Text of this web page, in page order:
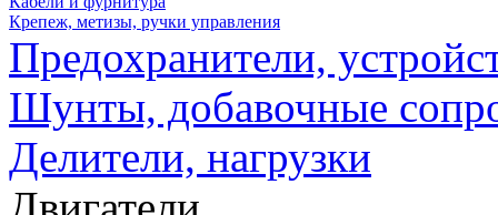
Крепеж, метизы, ручки управления
Предохранители,
Шунты, добавочные
Делители, нагрузки